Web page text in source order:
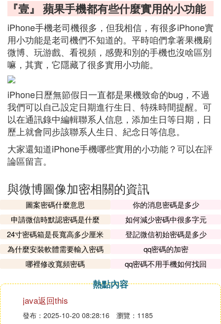
『壹』 蘋果手機都有些什麼實用的小功能
iPhone手機老司機很多，但我相信，有很多iPhone實
用小功能是老司機們不知道的。平時咱們拿著果機刷
微博、玩游戲、看視頻，感覺和別的手機也沒啥區別
嘛，其實，它隱藏了很多實用小功能。
iPhone日歷無節假日一直都是果機致命的bug，不過
我們可以自己設定日期進行生日、特殊時間提醒。可
以在通訊錄中編輯聯系人信息，添加生日等日期，日
歷上就會同步該聯系人生日、紀念日等信息。
大家還知道iPhone手機哪些實用的小功能？可以在評
論區留言。
與微博圖像加密相關的資訊
圖案密碼什麼意思
你的消息密碼是多少
申請微信時默認密碼是什麼
如何減少密碼中很多字元
24寸密碼箱是長寬高多少厘米
登記微信初始密碼是多少
為什麼安裝軟體需要輸入密碼
qq密碼的加密
哪裡修改寬頻密碼
qq密碼不用手機如何找回
熱點內容
java返回this
發布：2025-10-20 08:28:16 瀏覽：1185